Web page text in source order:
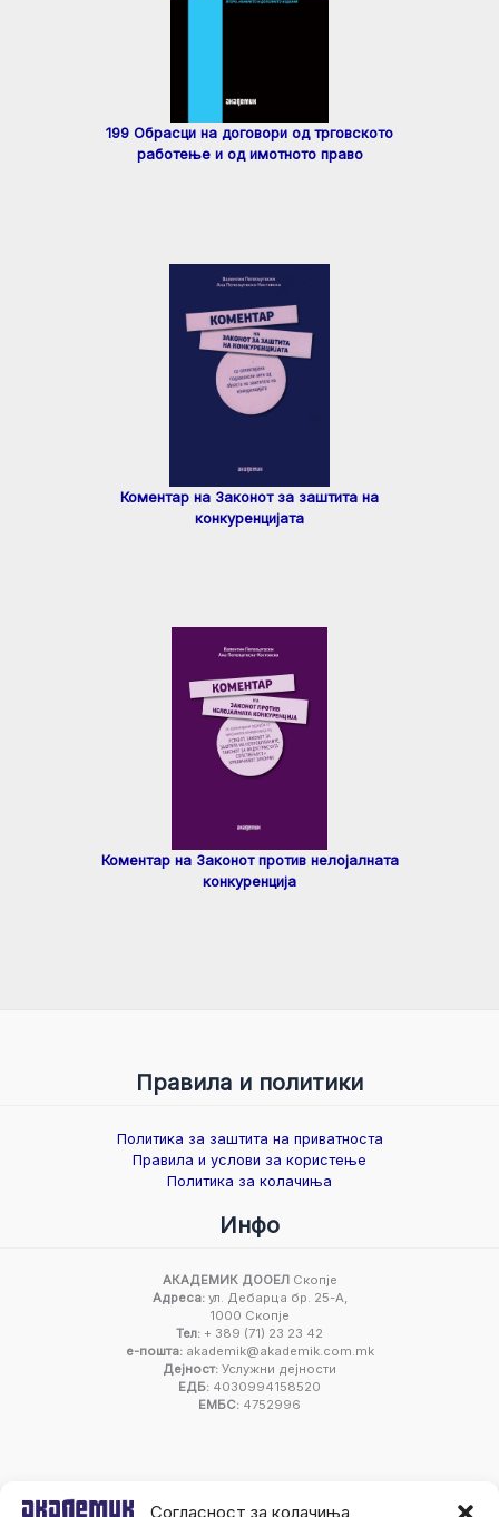
Согласност за колачиња
199 Обрасци на договори од трговското
работење и од имотното право
Коментар на Законот за заштита на
конкуренцијата
Коментар на Законот против нелојалната
конкуренција
Правила и политики
Политика за заштита на приватноста
Правила и услови за користење
Политика за колачиња
Инфо
АКАДЕМИК ДООЕЛСкопје
Адреса:ул. Дебарца бр. 25-А,
1000 Скопје
Тел: + 389 (71) 23 23 42
е-пошта:akademik@akademik.com.mk
Дејност: Услужни дејности
ЕДБ: 4030994158520
ЕМБС: 4752996